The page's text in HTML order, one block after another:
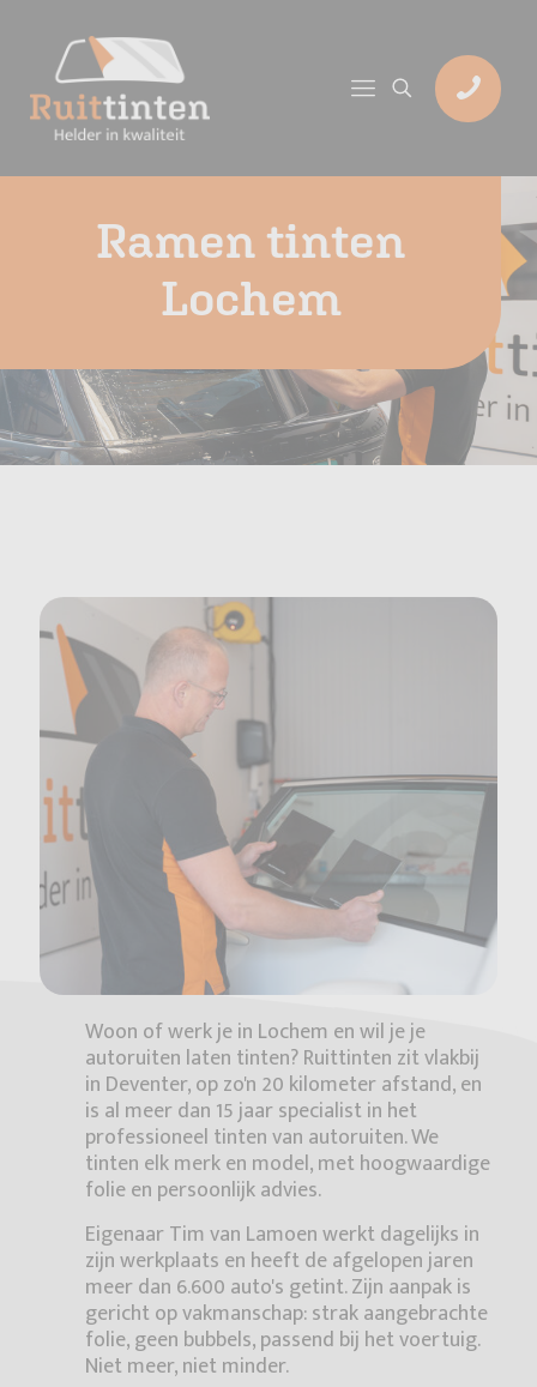
Ramen tinten
Lochem
Woon of werk je in Lochem en wil je je
autoruiten laten tinten? Ruittinten zit vlakbij
in Deventer, op zo'n 20 kilometer afstand, en
is al meer dan 15 jaar specialist in het
professioneel tinten van autoruiten. We
tinten elk merk en model, met hoogwaardige
folie en persoonlijk advies.
Eigenaar Tim van Lamoen werkt dagelijks in
zijn werkplaats en heeft de afgelopen jaren
meer dan 6.600 auto's getint. Zijn aanpak is
gericht op vakmanschap: strak aangebrachte
folie, geen bubbels, passend bij het voertuig.
Niet meer, niet minder.